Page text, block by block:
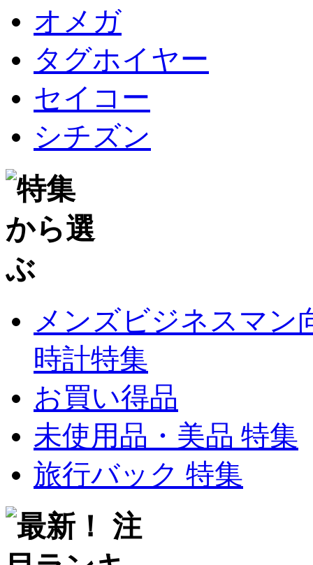
オメガ
タグホイヤー
セイコー
シチズン
メンズビジネスマン
時計特集
お買い得品
未使用品・美品 特集
旅行バック 特集